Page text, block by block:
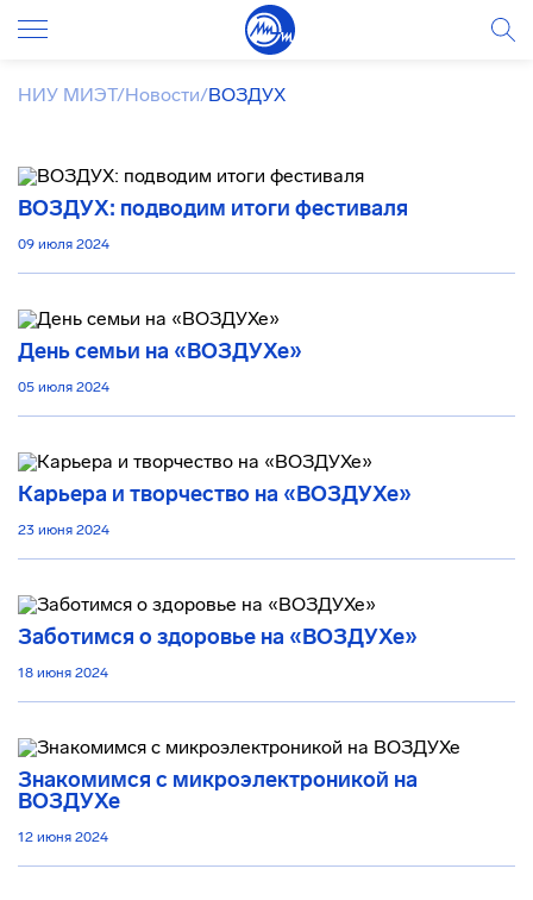
НИУ МИЭТ/Новости/ВОЗДУХ
ВОЗДУХ: подводим итоги фестиваля
09 июля 2024
День семьи на «ВОЗДУХе»
05 июля 2024
Карьера и творчество на «ВОЗДУХе»
23 июня 2024
Заботимся о здоровье на «ВОЗДУХе»
18 июня 2024
Знакомимся с микроэлектроникой на
ВОЗДУХе
12 июня 2024